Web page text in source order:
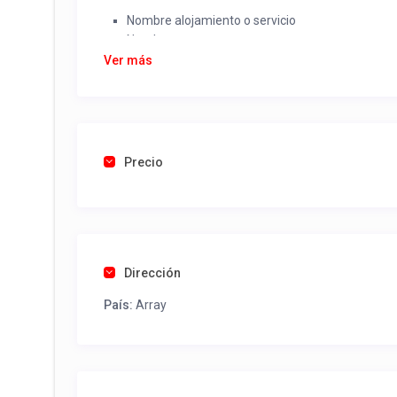
Nombre alojamiento o servicio
Nombre
Rut
Una vez recibido procederemos a activar su aviso
Ver más
Precio
Dirección
País: Array